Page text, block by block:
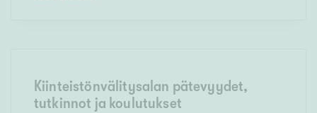
Kiinteistönvälitysalan pätevyydet,
tutkinnot ja koulutukset